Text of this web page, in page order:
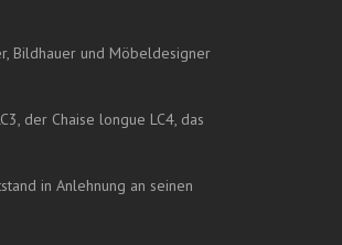
Bildhauer und Möbeldesigner
der Chaise longue LC4, das
in Anlehnung an seinen